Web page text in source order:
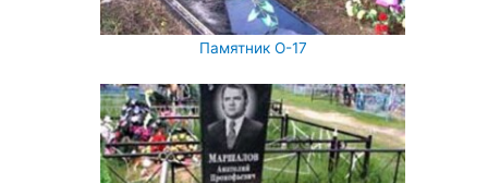
Памятник О-17